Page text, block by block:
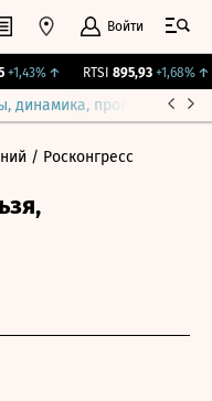
Войти
↑ RTSI 895,93 +1,68%↑
динамика, прогнозы
/ Росконгресс